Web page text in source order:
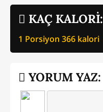
KAÇ KALORİ:
1 Porsiyon 366 kalori
YORUM YAZ: